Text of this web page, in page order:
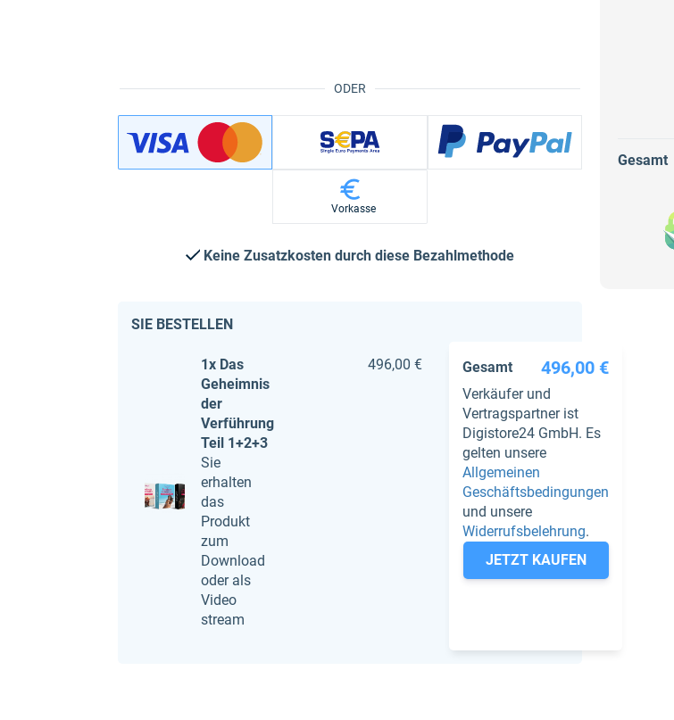
ODER
Vorkasse
Keine Zusatzkosten durch diese Bezahlmethode
SIE BESTELLEN
1x Das
Geheimnis
der
Verführung
Teil 1+2+3
Sie
erhalten
das
Produkt
zum
Download
oder als
Video
stream
496,00 € Gesamt 496,00 €
Verkäufer und
Vertragspartner ist
Digistore24 GmbH. Es
gelten unsere
Allgemeinen
Geschäftsbedingungen
und unsere
Widerrufsbelehrung.
JETZT KAUFEN
Gesamt